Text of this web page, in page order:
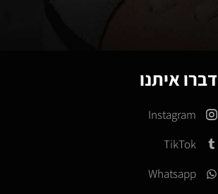
דברו איתנו
Instagram
TikTok
Whatsapp